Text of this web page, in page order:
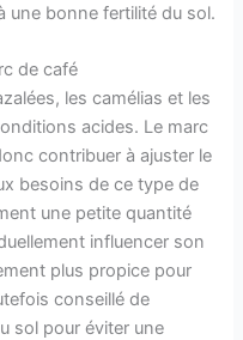
une bonne fertilité du sol.
de café
les camélias et les
acides. Le marc
contribuer à ajuster le
besoins de ce type de
une petite quantité
influencer son
plus propice pour
conseillé de
sol pour éviter une